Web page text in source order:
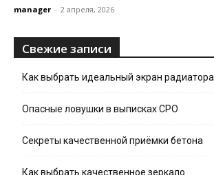
manager - 2 апреля, 2026
Свежие записи
Как выбрать идеальный экран радиатора
Опасные ловушки в выписках СРО
Секреты качественной приёмки бетона
Как выбрать качественное зеркало